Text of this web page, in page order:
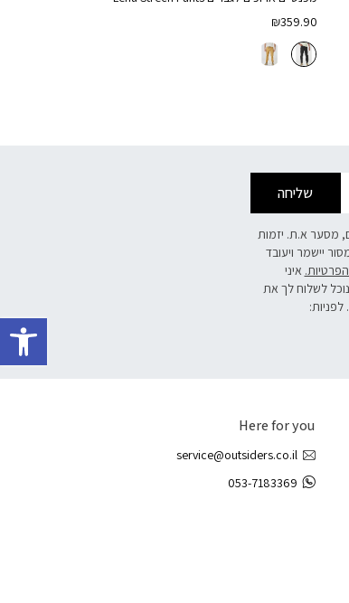
₪359.90
שליחה
מסער א.ת. יזמות
יישמר ויעובד
איני
לשלוח לך את
Here for you
service@outsiders.co.il
053-7183369